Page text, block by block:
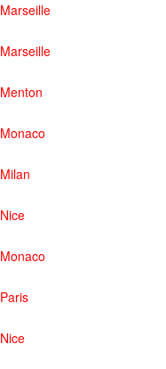
Marseille
Marseille
Menton
Monaco
Milan
Nice
Monaco
Paris
Nice